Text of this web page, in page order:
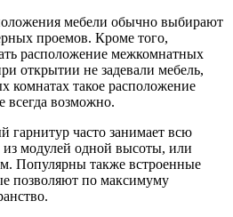
мебели обычно выбирают
проемов. Кроме того,
расположение межкомнатных
открытии не задевали мебель,
комнатах такое расположение
всегда возможно.
гарнитур часто занимает всю
из модулей одной высоты, или
Популярны также встроенные
позволяют по максимуму